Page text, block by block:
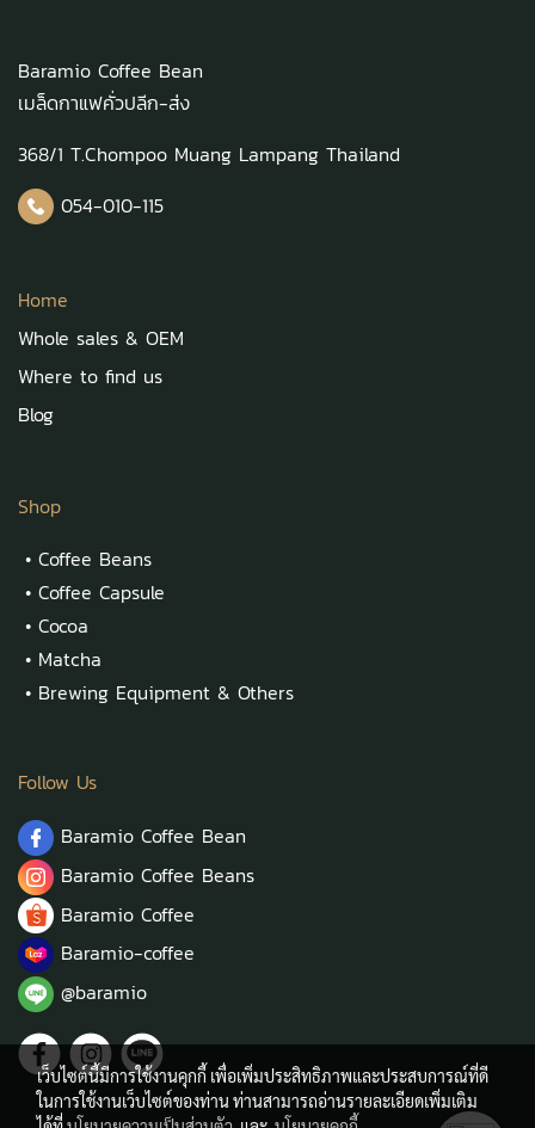
Baramio Coffee Bean
เมล็ดกาแฟคั่วปลีก-ส่ง
368/1 T.Chompoo Muang Lampang Thailand
054-010-115
Home
Whole sales & OEM
Where to find us
Blog
Shop
• Coffee Beans
• Coffee Capsule
• Cocoa
• Matcha
• Brewing Equipment & Others
Follow Us
Baramio Coffee Bean
Baramio Coffee Beans
Baramio Coffee
Baramio-coffee
@baramio
เว็บไซต์นี้มีการใช้งานคุกกี้ เพื่อเพิ่มประสิทธิภาพและประสบการณ์ที่ดี
ในการใช้งานเว็บไซต์ของท่าน ท่านสามารถอ่านรายละเอียดเพิ่มเติม